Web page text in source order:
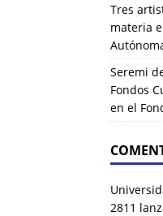
Tres
materia
Seremi
Fondos
en el
2811